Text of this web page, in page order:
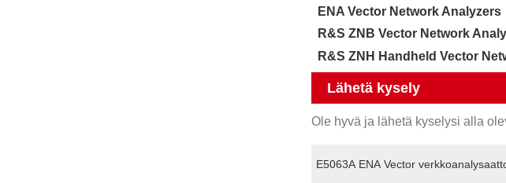
ENA Vector Network Analyzers
R&S ZNB Vector Network
R&S ZNH Handheld Vector
Lähetä kysely
Ole hyvä ja lähetä kyselysi alla